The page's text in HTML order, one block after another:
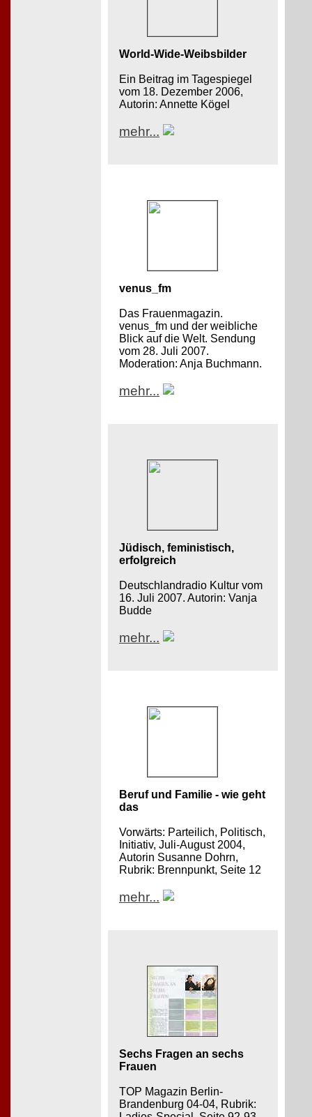
World-Wide-Weibsbilder
Ein Beitrag im Tagespiegel
vom 18. Dezember 2006,
Autorin: Annette Kögel
mehr...
venus_fm
Das Frauenmagazin.
venus_fm und der weibliche
Blick auf die Welt. Sendung
vom 28. Juli 2007.
Moderation: Anja Buchmann.
mehr...
Jüdisch, feministisch,
erfolgreich
Deutschlandradio Kultur vom
16. Juli 2007. Autorin: Vanja
Budde
mehr...
Beruf und Familie - wie geht
das
Vorwärts: Parteilich, Politisch,
Initiativ, Juli-August 2004,
Autorin Susanne Dohrn,
Rubrik: Brennpunkt, Seite 12
mehr...
Sechs Fragen an sechs
Frauen
TOP Magazin Berlin-
Brandenburg 04-04, Rubrik: